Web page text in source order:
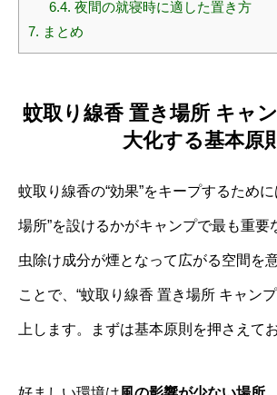
6.4. 夜間の就寝時に適した置き方
7. まとめ
蚊取り線香 置き場所 キャ
大化する基本原
蚊取り線香の“効果”をキープするために
場所”を設けるかがキャンプで最も重要
虫除け成分が煙となって広がる空間を
ことで、“蚊取り線香 置き場所 キャン
上します。まずは基本原則を押さえて